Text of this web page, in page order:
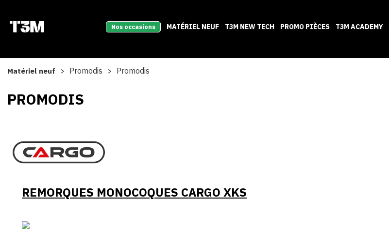
Nos occasions MATÉRIEL NEUF T3M NEW TECH PROMO PIÈCES T3M ACADEMY
Matériel neuf Promodis Promodis
PROMODIS
REMORQUES MONOCOQUES CARGO XKS